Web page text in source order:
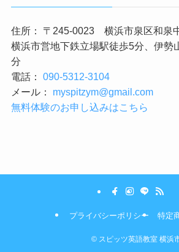
住所： 〒245-0023 横浜市泉区和泉
横浜市営地下鉄立場駅徒歩5分、伊勢
分
電話： 090-5312-3104
メール： myspitzym@gmail.com
無料体験のお申し込みはこちら
プライバシーポリシー 特定
© スピッツ英語教室 横浜